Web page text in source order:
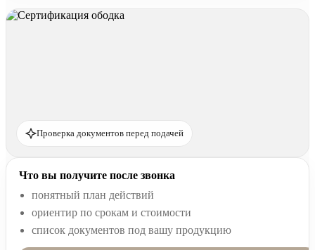
Проверка документов перед подачей
Что вы получите после звонка
понятный план действий
ориентир по срокам и стоимости
список документов под вашу продукцию